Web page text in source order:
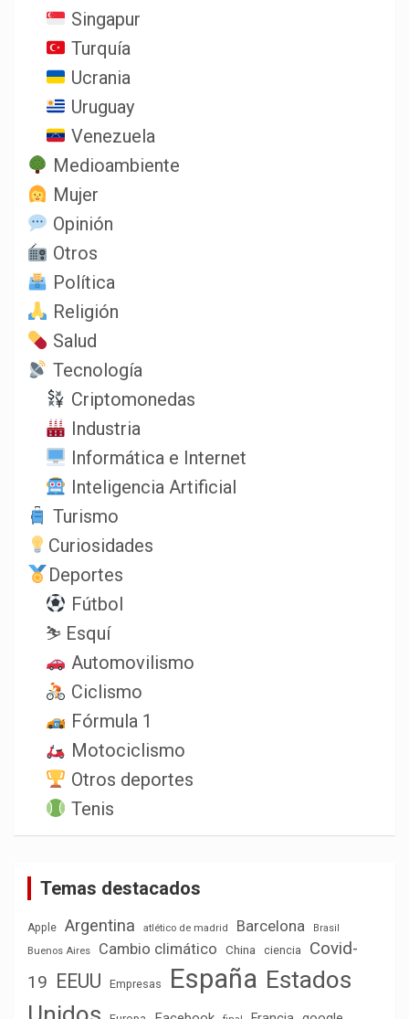
Singapur
Turquía
Ucrania
Uruguay
Venezuela
Medioambiente
Mujer
Opinión
Otros
Política
Religión
Salud
Tecnología
Criptomonedas
Industria
Informática e Internet
Inteligencia Artificial
Turismo
Curiosidades
Deportes
Fútbol
⛷️ Esquí
Automovilismo
Ciclismo
Fórmula 1
Motociclismo
Otros deportes
Tenis
Temas destacados
Apple Argentina atlético de madrid Barcelona
Brasil
Buenos Aires
Cambio climático China ciencia
Covid-
19 EEUU Empresas España Estados